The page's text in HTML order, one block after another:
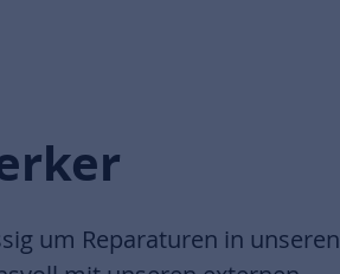
um Reparaturen in unseren